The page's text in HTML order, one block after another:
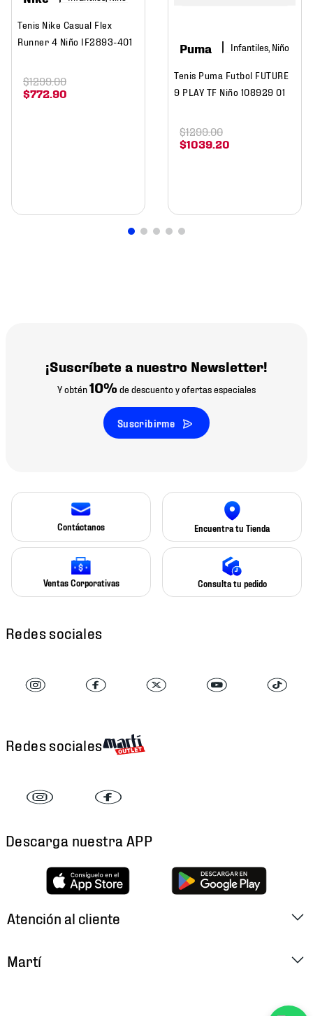
Tenis Nike Casual Flex
Runner 4 Niño IF2893-401
$772.90
$1299.00
Puma Infantiles, Niño
Tenis Puma Futbol FUTURE
9 PLAY TF Niño 108929 01
$1039.20
$1299.00
¡Suscríbete a nuestro Newsletter!
Y obtén10% de descuento y ofertas especiales
Suscribirme
Contáctanos Encuentra tu Tienda
Ventas Corporativas Consulta tu pedido
Redes sociales
Redes sociales
Descarga nuestra APP
Atención al cliente
Martí